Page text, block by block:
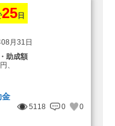
25 日
月31日
助成額
、
金
5118 0
0